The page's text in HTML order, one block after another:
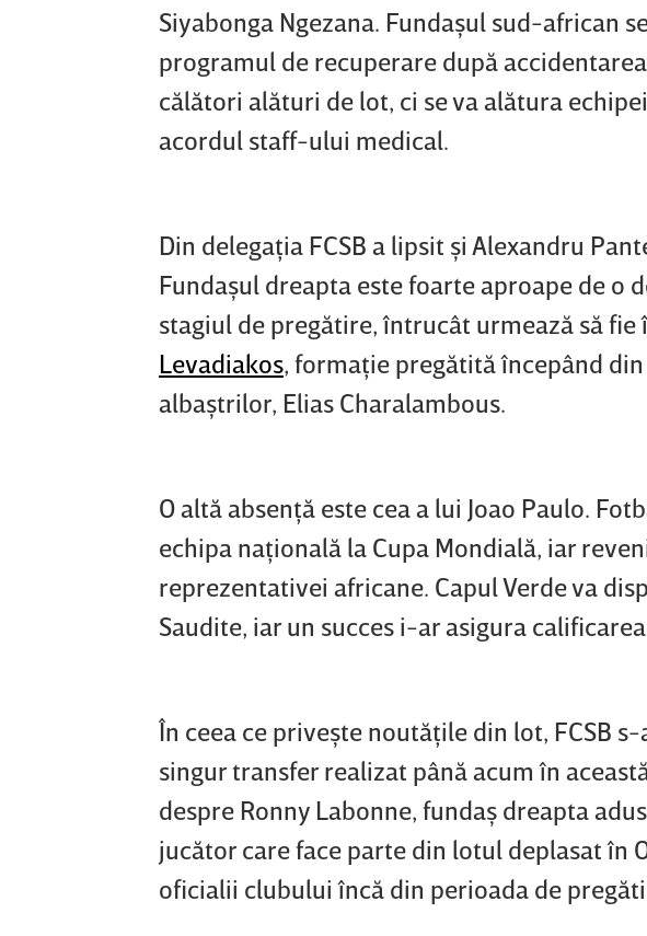
Siyabonga Ngezana. Fundaşul sud-african
programul de recuperare după
călători alături de lot, ci se va alătura
acordul staff-ului medical.
Din delegaţia FCSB a lipsit şi Alexandru
Fundaşul dreapta este foarte aproape de o
stagiul de pregătire, întrucât urmează să
Levadiakos, formaţie pregătită începând
albaştrilor, Elias Charalambous.
O altă absenţă este cea a lui Joao Paulo.
echipa naţională la Cupa Mondială, iar
reprezentativei africane. Capul Verde va
Saudite, iar un succes i-ar asigura
În ceea ce priveşte noutăţile din lot, FCSB
singur transfer realizat până acum în
despre Ronny Labonne, fundaş dreapta
jucător care face parte din lotul deplasat în
oficialii clubului încă din perioada de